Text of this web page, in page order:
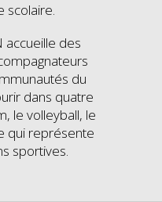
scolaire.
accueille des
du
dans quatre
le volleyball, le
qui représente
sportives.